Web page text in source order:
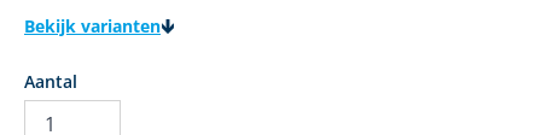
Bekijk varianten
Aantal